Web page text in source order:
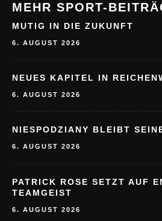
MEHR SPORT-
MUTIG IN DIE ZUKUNFT
6. AUGUST 2026
NEUES KAPITEL IN
6. AUGUST 2026
NIESPODZIANY BLEIBT
6. AUGUST 2026
PATRICK ROSE SETZT AUF
TEAMGEIST
6. AUGUST 2026